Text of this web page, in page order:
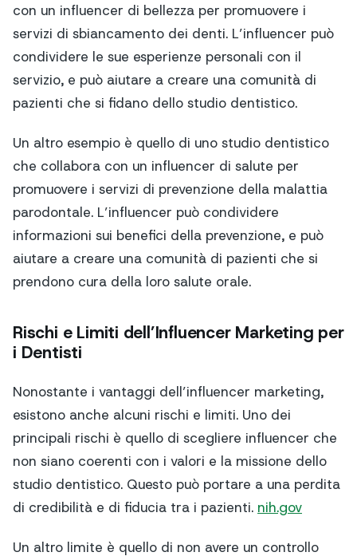
con un influencer di bellezza per promuovere i
servizi di sbiancamento dei denti. L’influencer può
condividere le sue esperienze personali con il
servizio, e può aiutare a creare una comunità di
pazienti che si fidano dello studio dentistico.
Un altro esempio è quello di uno studio dentistico
che collabora con un influencer di salute per
promuovere i servizi di prevenzione della malattia
parodontale. L’influencer può condividere
informazioni sui benefici della prevenzione, e può
aiutare a creare una comunità di pazienti che si
prendono cura della loro salute orale.
Rischi e Limiti dell’Influencer Marketing per
i Dentisti
Nonostante i vantaggi dell’influencer marketing,
esistono anche alcuni rischi e limiti. Uno dei
principali rischi è quello di scegliere influencer che
non siano coerenti con i valori e la missione dello
studio dentistico. Questo può portare a una perdita
di credibilità e di fiducia tra i pazienti. nih.gov
Un altro limite è quello di non avere un controllo